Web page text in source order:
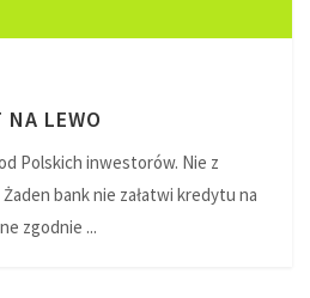
NA LEWO
Polskich inwestorów. Nie z
bank nie załatwi kredytu na
zgodnie ...